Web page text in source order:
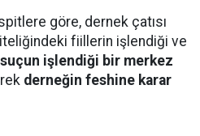
göre, dernek çatısı
fiillerin işlendiği ve
suçun işlendiği bir merkez
derneğin feshine karar